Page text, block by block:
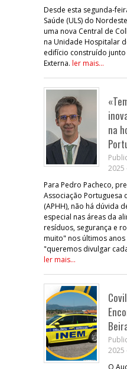
Desde esta segunda-
Saúde (ULS) do
uma nova Central de
na Unidade Hospitalar
edifício construído junto
Externa. ler mais...
na
2025
Para Pedro Pacheco,
Associação
(APHH), não há dúvida
especial nas áreas da
resíduos, segurança e
muito" nos últimos
"queremos divulgar
ler mais...
2025
O